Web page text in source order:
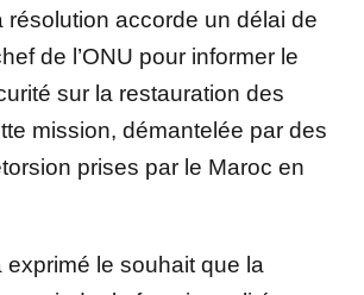
résolution accorde un délai de
de l’ONU pour informer le
sur la restauration des
mission, démantelée par des
prises par le Maroc en
exprimé le souhait que la